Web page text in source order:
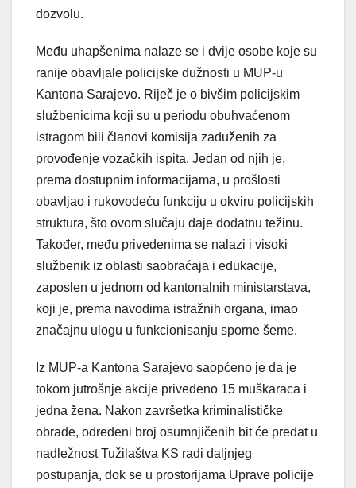
dozvolu.
Među uhapšenima nalaze se i dvije osobe koje su
ranije obavljale policijske dužnosti u MUP-u
Kantona Sarajevo. Riječ je o bivšim policijskim
službenicima koji su u periodu obuhvaćenom
istragom bili članovi komisija zaduženih za
provođenje vozačkih ispita. Jedan od njih je,
prema dostupnim informacijama, u prošlosti
obavljao i rukovodeću funkciju u okviru policijskih
struktura, što ovom slučaju daje dodatnu težinu.
Također, među privedenima se nalazi i visoki
službenik iz oblasti saobraćaja i edukacije,
zaposlen u jednom od kantonalnih ministarstava,
koji je, prema navodima istražnih organa, imao
značajnu ulogu u funkcionisanju sporne šeme.
Iz MUP-a Kantona Sarajevo saopćeno je da je
tokom jutrošnje akcije privedeno 15 muškaraca i
jedna žena. Nakon završetka kriminalističke
obrade, određeni broj osumnjičenih bit će predat u
nadležnost Tužilaštva KS radi daljnjeg
postupanja, dok se u prostorijama Uprave policije